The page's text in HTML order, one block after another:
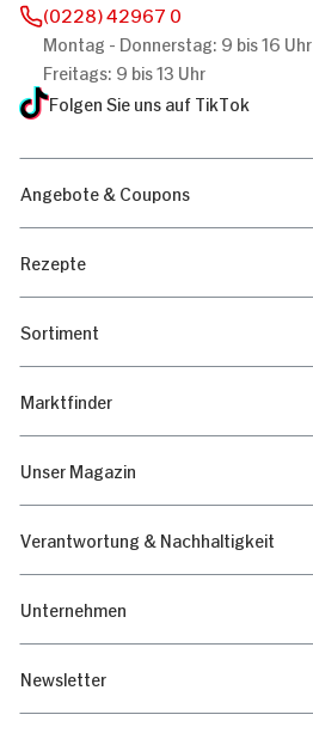
(0228) 42967 0
Montag - Donnerstag: 9 bis 16 Uhr
Freitags: 9 bis 13 Uhr
Folgen Sie uns auf TikTok
Angebote & Coupons
Rezepte
Sortiment
Marktfinder
Unser Magazin
Verantwortung & Nachhaltigkeit
Unternehmen
Newsletter